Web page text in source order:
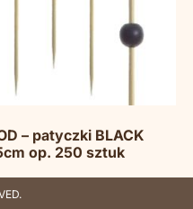
– patyczki BLACK
op. 250 sztuk